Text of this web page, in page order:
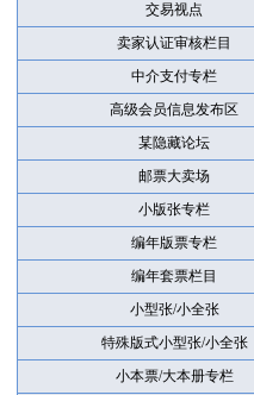
交易视点
卖家认证审核栏目
中介支付专栏
高级会员信息发布区
某隐藏论坛
邮票大卖场
小版张专栏
编年版票专栏
编年套票栏目
小型张/小全张
特殊版式小型张/小全张
小本票/大本册专栏